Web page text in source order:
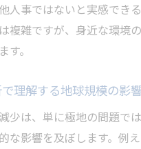
人事ではないと実感でき
複雑ですが、身近な環境
す。
理解する地球規模の影
少は、単に極地の問題で
な影響を及ぼします。例